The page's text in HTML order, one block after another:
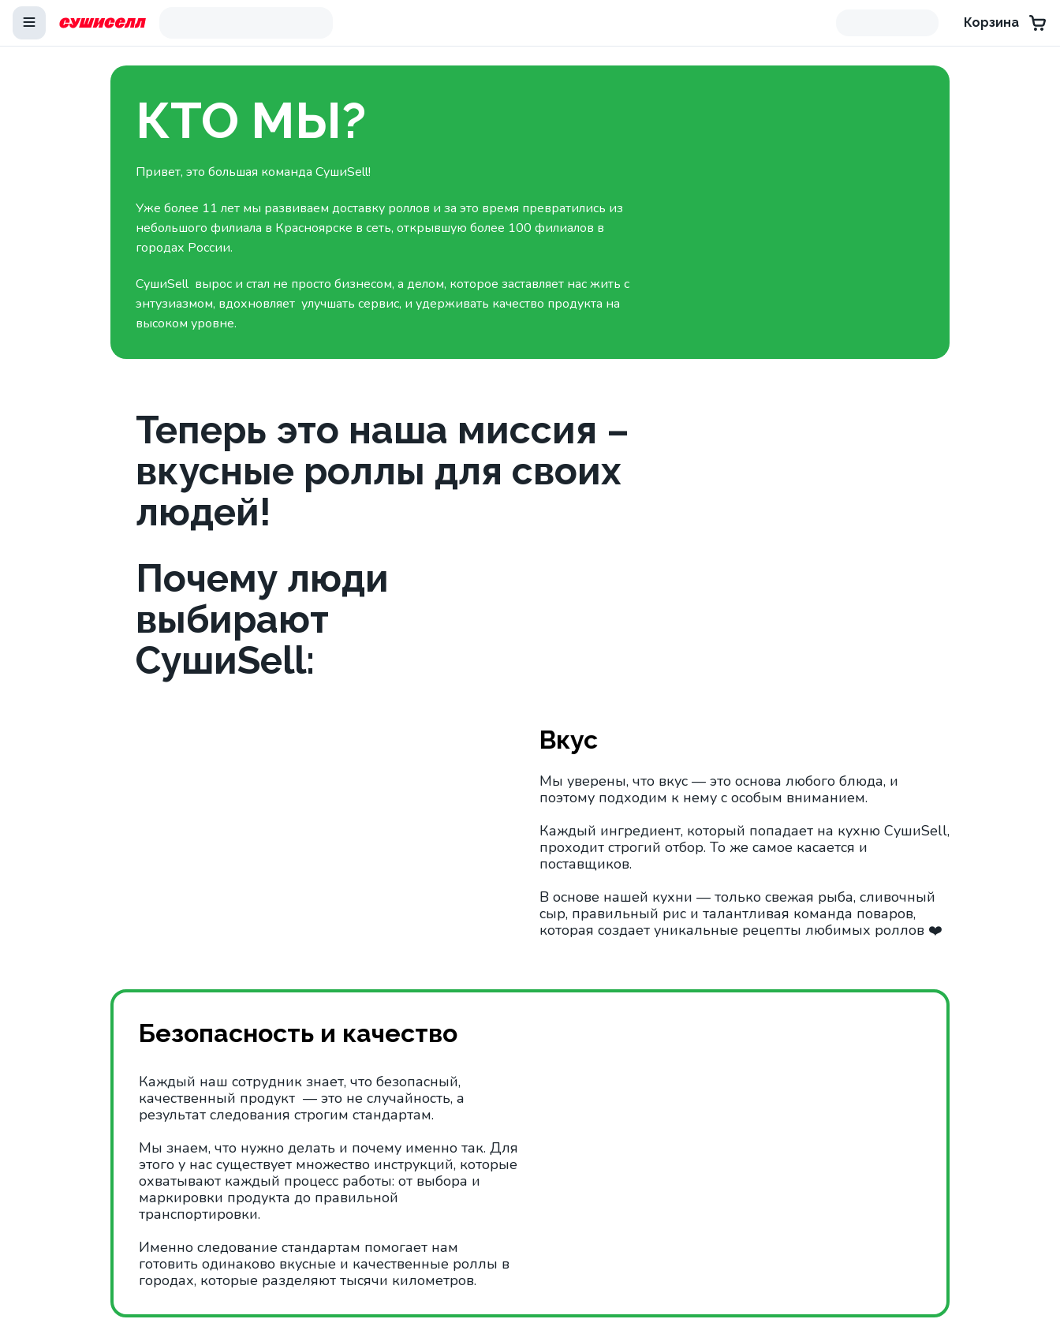
Корзина
КТО МЫ?
Привет, это большая команда СушиSell!
Уже более 11 лет мы развиваем доставку роллов и за это время превратились из
небольшого филиала в Красноярске в сеть, открывшую более 100 филиалов в
городах России.
СушиSell вырос и стал не просто бизнесом, а делом, которое заставляет нас жить с
энтузиазмом, вдохновляет улучшать сервис, и удерживать качество продукта на
высоком уровне.
Теперь это наша миссия –
вкусные роллы для своих
людей!
Почему люди
выбирают
СушиSell:
Вкус
Мы уверены, что вкус — это основа любого блюда, и
поэтому подходим к нему с особым вниманием.
Каждый ингредиент, который попадает на кухню СушиSell,
проходит строгий отбор. То же самое касается и
поставщиков.
В основе нашей кухни — только свежая рыба, сливочный
сыр, правильный рис и талантливая команда поваров,
которая создает уникальные рецепты любимых роллов ❤️
Безопасность и качество
Каждый наш сотрудник знает, что безопасный,
качественный продукт — это не случайность, а
результат следования строгим стандартам.
Мы знаем, что нужно делать и почему именно так. Для
этого у нас существует множество инструкций, которые
охватывают каждый процесс работы: от выбора и
маркировки продукта до правильной
транспортировки.
Именно следование стандартам помогает нам
готовить одинаково вкусные и качественные роллы в
городах, которые разделяют тысячи километров.